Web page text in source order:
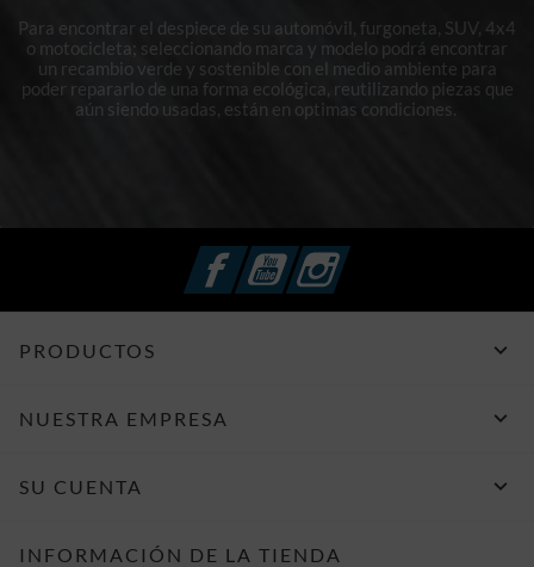
Para encontrar el despiece de su automóvil, furgoneta, SUV, 4x4
o motocicleta; seleccionando marca y modelo podrá encontrar
un recambio verde y sostenible con el medio ambiente para
poder repararlo de una forma ecológica, reutilizando piezas que
aún siendo usadas, están en optimas condiciones.
FacebookYouTubeInstagram
PRODUCTOS 
NUESTRA EMPRESA 
SU CUENTA 
INFORMACIÓN DE LA TIENDA